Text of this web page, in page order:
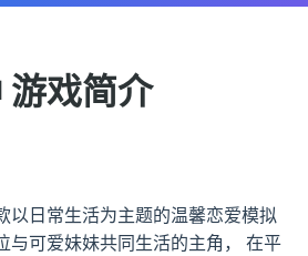
游戏简介
以日常生活为主题的温馨恋爱模拟
与可爱妹妹共同生活的主角， 在平